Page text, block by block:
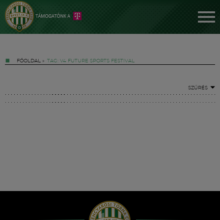
FŐOLDAL » TAG: V4 FUTURE SPORTS FESTIVAL
SZŰRÉS
Hírek